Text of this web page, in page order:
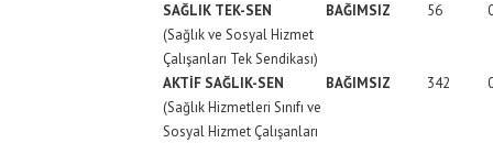
SAĞLIK TEK-SEN
BAĞIMSIZ 56
(Sağlık ve Sosyal Hizmet
Çalışanları Tek Sendikası)
AKTİF SAĞLIK-SEN
BAĞIMSIZ 342
(Sağlık Hizmetleri Sınıfı ve
Sosyal Hizmet Çalışanları